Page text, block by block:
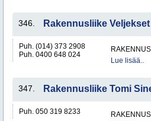
346. Rakennusliike
Puh. (014) 373 2908
Puh. 0400 648 024
Lue lisää..
347. Rakennusliike Tomi
Puh. 050 319 8233